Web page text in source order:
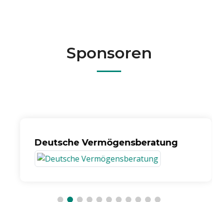
Sponsoren
Deutsche Vermögensberatung